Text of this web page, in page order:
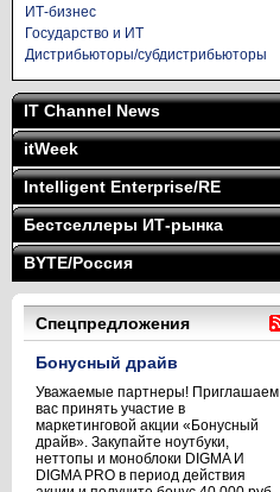
ИТ-бизнес
Государство и ИТ
Дистрибьюторы/субдистрибьюторы
IT Channel News
itWeek
Intelligent Enterprise/RE
Бестселлеры ИТ-рынка
BYTE/Россия
Спецпредложения
Бонусный драйв
Уважаемые партнеры! Приглашаем
вас принять участие в
маркетинговой акции «Бонусный
драйв». Закупайте ноутбуки,
неттопы и моноблоки DIGMA И
DIGMA PRO в период действия